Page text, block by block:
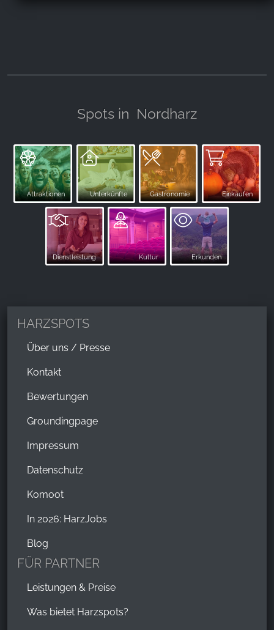
Spots in Nordharz
Attraktionen Unterkünfte Gastronomie Einkaufen
Dienstleistung Kultur Erkunden
HARZSPOTS
Über uns / Presse
Kontakt
Bewertungen
Groundingpage
Impressum
Datenschutz
Komoot
In 2026: HarzJobs
Blog
FÜR PARTNER
Leistungen & Preise
Was bietet Harzspots?